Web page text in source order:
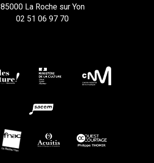
85000 La Roche sur Yon
02 51 06 97 70